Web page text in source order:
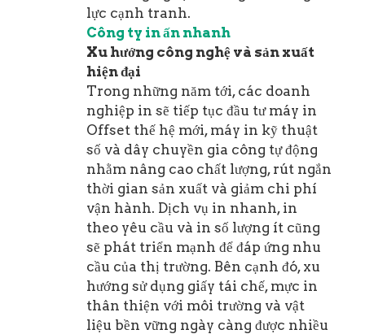
lực cạnh tranh.
Công ty in ấn nhanh
Xu hướng công nghệ và sản xuất
hiện đại
Trong những năm tới, các doanh
nghiệp in sẽ tiếp tục đầu tư máy in
Offset thế hệ mới, máy in kỹ thuật
số và dây chuyền gia công tự động
nhằm nâng cao chất lượng, rút ngắn
thời gian sản xuất và giảm chi phí
vận hành. Dịch vụ in nhanh, in
theo yêu cầu và in số lượng ít cũng
sẽ phát triển mạnh để đáp ứng nhu
cầu của thị trường. Bên cạnh đó, xu
hướng sử dụng giấy tái chế, mực in
thân thiện với môi trường và vật
liệu bền vững ngày càng được nhiều